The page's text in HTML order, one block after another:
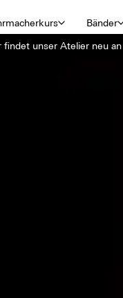
Bänder
unser Atelier neu